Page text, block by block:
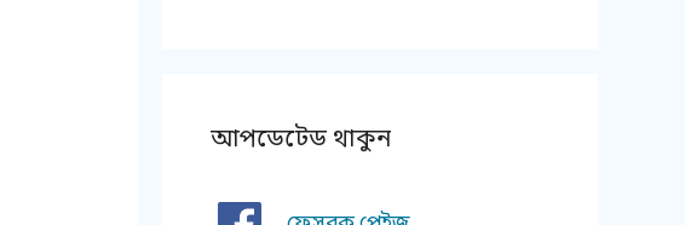
আপডেটেড থাকুন